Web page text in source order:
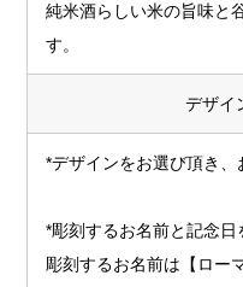
純米酒らしい米の旨味と
す。
デザイ
*デザインをお選び頂き、
*彫刻するお名前と記念日
彫刻するお名前は【ロー